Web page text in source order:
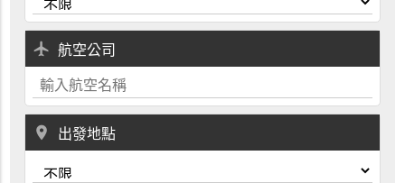
local_airport 航空公司
place 出發地點